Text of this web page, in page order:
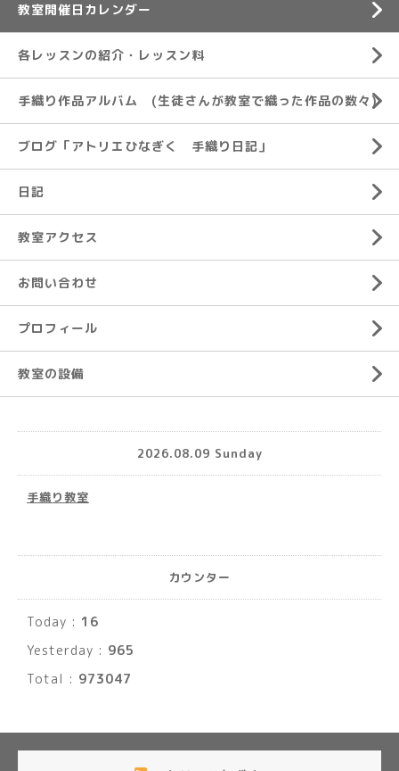
教室開催日カレンダー
各レッスンの紹介・レッスン料
手織り作品アルバム (生徒さんが教室で織った作品の数々)
ブログ「アトリエひなぎく 手織り日記」
日記
教室アクセス
お問い合わせ
プロフィール
教室の設備
2026.08.09 Sunday
手織り教室
カウンター
Today : 16
Yesterday : 965
Total : 973047